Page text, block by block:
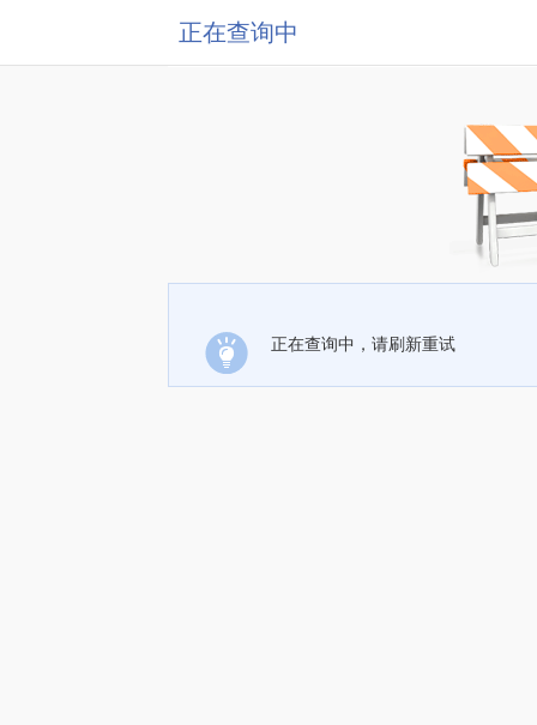
正在查询中
正在查询中，请刷新重试